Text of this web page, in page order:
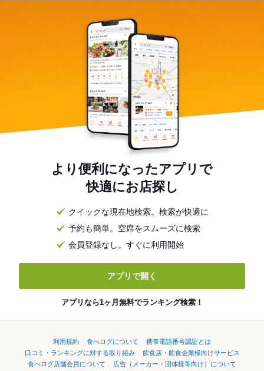
より便利になったアプリで
快適にお店探し
クイックな現在地検索。検索が快適に
予約も簡単。空席をスムーズに検索
会員登録なし。すぐに利用開始
アプリで開く
アプリなら1ヶ月無料でランキング検索！
利用規約 食べログについて
携帯電話番号認証とは
口コミ・ランキングに対する取り組み
飲食店・飲食企業様向けサービス
食べログ店舗会員について
広告（メーカー・団体様等向け）について